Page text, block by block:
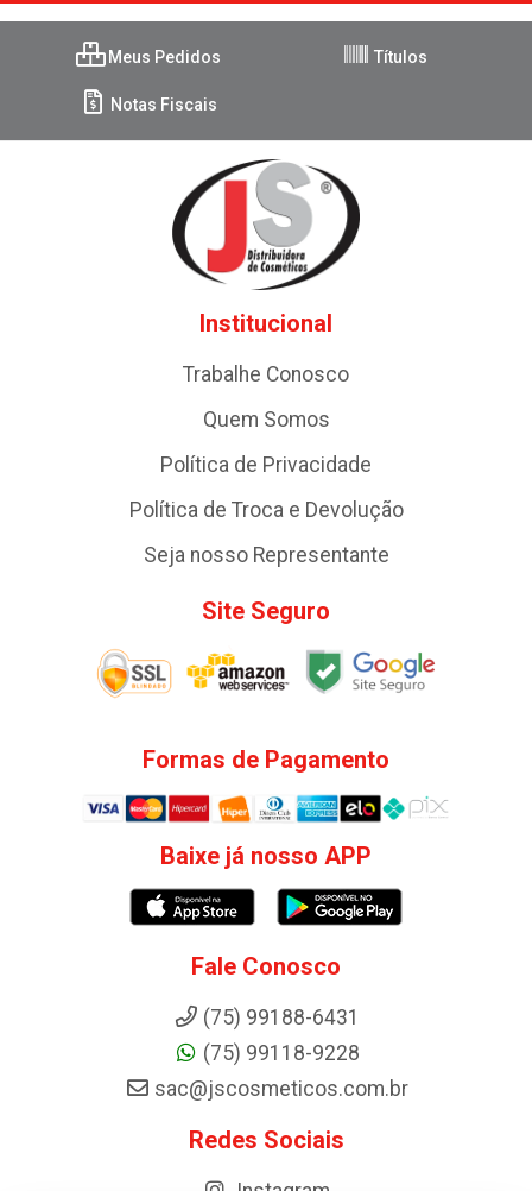
Meus Pedidos Títulos
Notas Fiscais
Institucional
Trabalhe Conosco
Quem Somos
Política de Privacidade
Política de Troca e Devolução
Seja nosso Representante
Site Seguro
Formas de Pagamento
Baixe já nosso APP
Fale Conosco
(75) 99188-6431
(75) 99118-9228
sac@jscosmeticos.com.br
Redes Sociais